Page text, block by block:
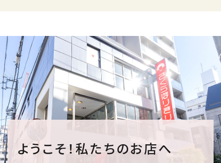
ようこそ！私たちのお店へ